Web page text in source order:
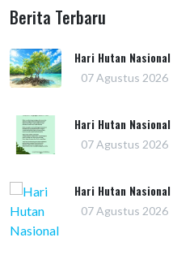
Berita Terbaru
Hari Hutan Nasional
07 Agustus 2026
Hari Hutan Nasional
07 Agustus 2026
Hari Hutan Nasional
07 Agustus 2026